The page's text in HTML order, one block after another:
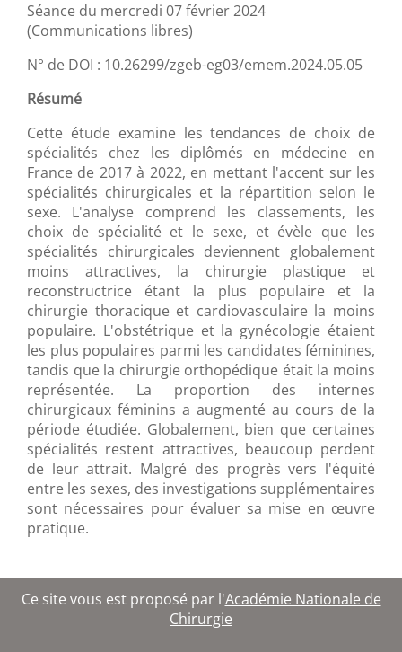
Séance du mercredi 07 février 2024
(Communications libres)
N° de DOI : 10.26299/zgeb-eg03/emem.2024.05.05
Résumé
Cette étude examine les tendances de choix de
spécialités chez les diplômés en médecine en
France de 2017 à 2022, en mettant l'accent sur les
spécialités chirurgicales et la répartition selon le
sexe. L'analyse comprend les classements, les
choix de spécialité et le sexe, et évèle que les
spécialités chirurgicales deviennent globalement
moins attractives, la chirurgie plastique et
reconstructrice étant la plus populaire et la
chirurgie thoracique et cardiovasculaire la moins
populaire. L'obstétrique et la gynécologie étaient
les plus populaires parmi les candidates féminines,
tandis que la chirurgie orthopédique était la moins
représentée. La proportion des internes
chirurgicaux féminins a augmenté au cours de la
période étudiée. Globalement, bien que certaines
spécialités restent attractives, beaucoup perdent
de leur attrait. Malgré des progrès vers l'équité
entre les sexes, des investigations supplémentaires
sont nécessaires pour évaluer sa mise en œuvre
pratique.
Ce site vous est proposé par l'Académie Nationale de
Chirurgie